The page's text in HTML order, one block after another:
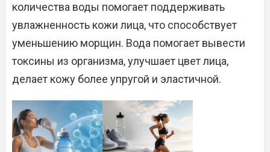
количества воды помогает поддерживать
увлажненность кожи лица, что способствует
уменьшению морщин. Вода помогает вывести
токсины из организма, улучшает цвет лица,
делает кожу более упругой и эластичной.